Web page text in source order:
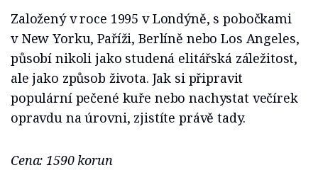
Založený v roce 1995 v Londýně, s pobočkami
v New Yorku, Paříži, Berlíně nebo Los Angeles,
působí nikoli jako studená elitářská záležitost,
ale jako způsob života. Jak si připravit
populární pečené kuře nebo nachystat večírek
opravdu na úrovni, zjistíte právě tady.
Cena: 1590 korun